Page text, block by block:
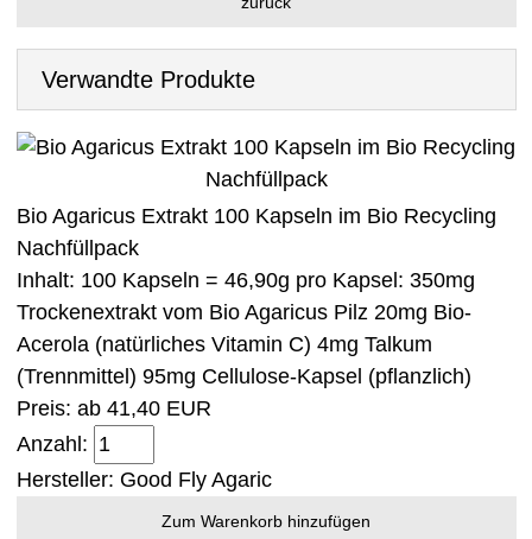
Verwandte Produkte
Bio Agaricus Extrakt 100 Kapseln im Bio Recycling
Nachfüllpack
Inhalt: 100 Kapseln = 46,90g pro Kapsel: 350mg
Trockenextrakt vom Bio Agaricus Pilz 20mg Bio-
Acerola (natürliches Vitamin C) 4mg Talkum
(Trennmittel) 95mg Cellulose-Kapsel (pflanzlich)
Preis: ab 41,40 EUR
Anzahl:
Hersteller: Good Fly Agaric
Zum Warenkorb hinzufügen